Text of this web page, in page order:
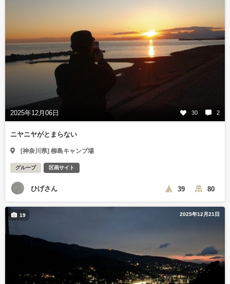
2025年12月06日 30 2
ニヤニヤがとまらない
[神奈川県] 柳島キャンプ場
グループ 区画サイト
ひげさん 39 80
2025年12月21日
19